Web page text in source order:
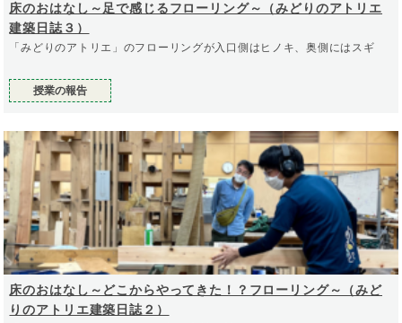
床のおはなし～足で感じるフローリング～（みどりのアトリエ
建築日誌３）
「みどりのアトリエ」のフローリングが入口側はヒノキ、奥側にはスギ
授業の報告
床のおはなし～どこからやってきた！？フローリング～（みど
りのアトリエ建築日誌２）